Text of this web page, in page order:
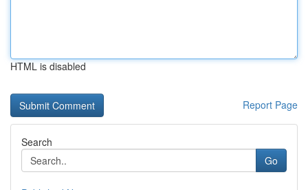
HTML is disabled
Report Page
Search
Go